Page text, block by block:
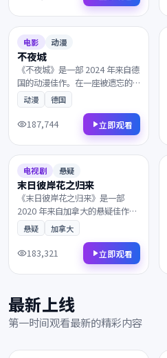
与画面相得益彰，影迷不容错
过。
7.8
电影 动漫
不夜城
《不夜城》是一部 2024 年来自德
国的动漫佳作。在一座被遗忘的
小城里，一段尘封多年的往事被
缓缓揭开。叙事节奏张弛有度，
演员表演收放自如，影迷不容错
动漫 德国
187,744 立即观看
8.2
电视剧 悬疑
末日彼岸花之归来
《末日彼岸花之归来》是一部
2020 年来自加拿大的悬疑佳作。
风雪覆盖了北纬零度的边境，看
似偶然的相遇背后藏着惊人的真
相。值得在大银幕上反复品味的
诚意之作，影迷不容错过。
悬疑 加拿大
183,321 立即观看
最新上线
第一时间观看最新的精彩内容